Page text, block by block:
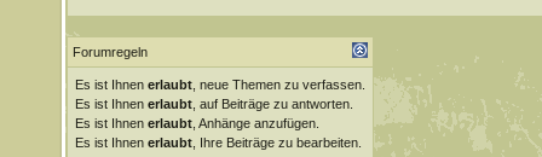
Forumregeln
Es ist Ihnen erlaubt, neue Themen zu verfassen.
Es ist Ihnen erlaubt, auf Beiträge zu antworten.
Es ist Ihnen erlaubt, Anhänge anzufügen.
Es ist Ihnen erlaubt, Ihre Beiträge zu bearbeiten.